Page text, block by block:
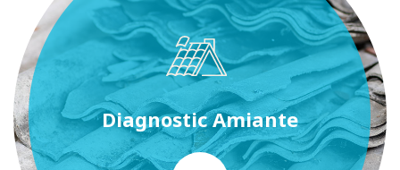
Diagnostic Amiante